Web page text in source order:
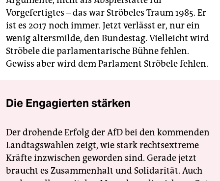
Vorgefertigtes – das war Ströbeles Traum 1985. Er
ist es 2017 noch immer. Jetzt verlässt er, nur ein
wenig altersmilde, den Bundestag. Vielleicht wird
Ströbele die parlamentarische Bühne fehlen.
Gewiss aber wird dem Parlament Ströbele fehlen.
Die Engagierten stärken
Der drohende Erfolg der AfD bei den kommenden
Landtagswahlen zeigt, wie stark rechtsextreme
Kräfte inzwischen geworden sind. Gerade jetzt
braucht es Zusammenhalt und Solidarität. Auch